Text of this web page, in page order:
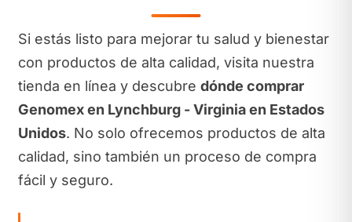
Si estás listo para mejorar tu salud y bienestar
con productos de alta calidad, visita nuestra
tienda en línea y descubre dónde comprar
Genomex en Lynchburg - Virginia en Estados
Unidos. No solo ofrecemos productos de alta
calidad, sino también un proceso de compra
fácil y seguro.